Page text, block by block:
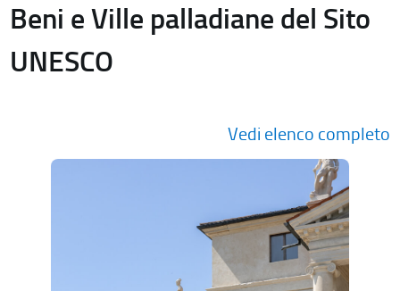
Beni e Ville palladiane del Sito
UNESCO
Vedi elenco completo